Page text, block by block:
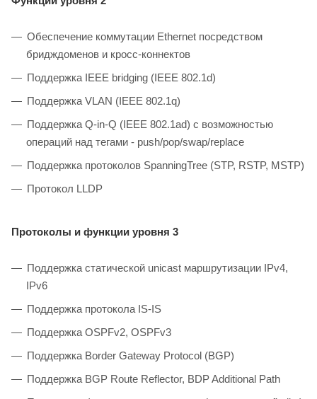
Обеспечение коммутации Ethernet посредством
бридждоменов и кросс-коннектов
Поддержка IEEE bridging (IEEE 802.1d)
Поддержка VLAN (IEEE 802.1q)
Поддержка Q-in-Q (IEEE 802.1ad) с возможностью
операций над тегами - push/pop/swap/replace
Поддержка протоколов SpanningTree (STP, RSTP, MSTP)
Протокол LLDP
Протоколы и функции уровня 3
Поддержка статической unicast маршрутизации IPv4,
IPv6
Поддержка протокола IS-IS
Поддержка OSPFv2, OSPFv3
Поддержка Border Gateway Protocol (BGP)
Поддержка BGP Route Reflector, BDP Additional Path